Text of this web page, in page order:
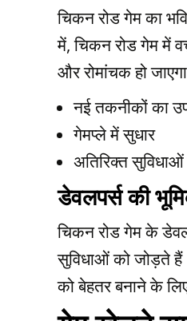
चिकन रोड गेम का
में, चिकन रोड गेम में
और रोमांचक हो
नई तकनीकों का
गेमप्ले में सुधार
अतिरिक्त
डेवलपर्स की
चिकन रोड गेम के
सुविधाओं को जोड़ते
को बेहतर बनाने के